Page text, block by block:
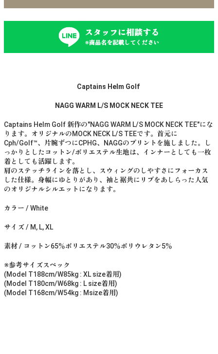
スタッフに相談する
※商品名を記載してください
Captains Helm Golf
NAGG WARM L/S MOCK NECK TEE
Captains Helm Golf 新作の"NAGG WARM L/S MOCK NECK TEE"にな
ります。オリジナルのMOCK NECK L/S TEEです。首元に
Cph/Golf™️、片腕ずつにCPHG、NAGGのプリントを施しました。し
っかりとしたコットン/ポリエステル生地は、インナーとしても一枚
着としても活躍します。
肩のステッチラインを落とし、スウィングのしやすさにフォーカス
した仕様。身幅にゆとりがあり、袖と裾共にリブをあしらった人気
のオリジナルシルエットになります。
カラー / White
サイズ / M, L, XL
素材 / コットン65％ポリエステル30％ポリウレタン5％
※参考サイズスペック
(Model T188cm/W85kg : XL size着用)
(Model T180cm/W68kg : L size着用)
(Model T168cm/W54kg : Msize着用)